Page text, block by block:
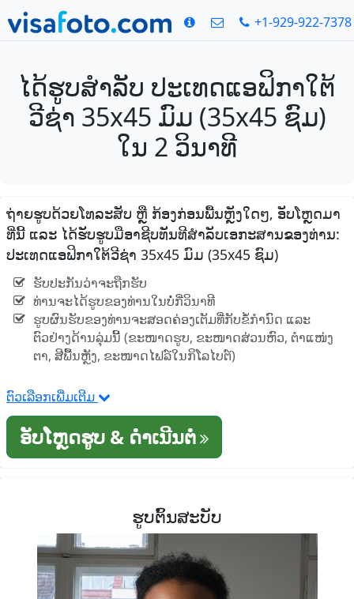
+1-929-922-7378
ໄດ້ຮູບສໍາລັບ ປະເທດແອຟິກາໃຕ້
ວີຊ່າ 35x45 ມົມ (35x45 ຊົມ)
ໃນ 2 ວິນາທີ
ຖ່າຍຮູບດ້ວຍໂທລະສັບ ຫຼື ກ້ອງກ່ອນພື້ນຫຼັງໃດໆ, ອັບໂຫຼດມາ
ທີ່ນີ້ ແລະ ໄດ້ຮັບຮູບມືອາຊີບທັນທີສໍາລັບເອກະສານຂອງທ່ານ:
ປະເທດແອຟິກາໃຕ້ວີຊ່າ 35x45 ມົມ (35x45 ຊົມ)
ຮັບປະກັນວ່າຈະຖືກຮັບ
ທ່ານຈະໄດ້ຮູບຂອງທ່ານໃນບໍ່ກີ່ວິນາທີ
ຮູບຜົນຮັບຂອງທ່ານຈະສອດຄ່ອງເຕັມທີ່ກັບຂໍ້ກໍານົດ ແລະ
ຕົວຢ່າງດ້ານລຸ່ມນີ້ (ຂະໜາດຮູບ, ຂະໜາດສ່ວນຫົວ, ຕໍາແໜ່ງ
ຕາ, ສີພື້ນຫຼັງ, ຂະໜາດໄຟລ໌ໃນກິໂລໄບຕ໌)
ຕົວເລືອກເພີ່ມເຕີມ
ອັບໂຫຼດຮູບ & ດໍາເນີນຕໍ່
ຮູບຕົ້ນສະບັບ